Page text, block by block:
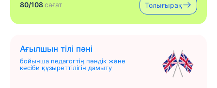
80/108сағат Толығырақ
Ағылшын тілі пәні
бойынша педагогтің пәндік және
кәсіби құзыреттілігін дамыту